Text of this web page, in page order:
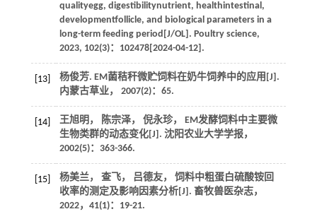
qualityegg, digestibilitynutrient, healthintestinal,
developmentfollicle, and biological parameters in a
long-term feeding period[J/OL]. Poultry science,
2023, 102(3)：102478[2024-04-12].
[13]
杨俊芳. EM菌秸秆微贮饲料在奶牛饲养中的应用[J].
内蒙古草业， 2007(2)：65.
[14]
王旭明， 陈宗泽， 倪永珍， EM发酵饲料中主要微
生物类群的动态变化[J]. 沈阳农业大学学报，
2002(5)：363-366.
[15]
杨美兰， 查飞， 吕德友， 饲料中粗蛋白硫酸铵回
收率的测定及影响因素分析[J]. 畜牧兽医杂志，
2022， 41(1)：19-21.